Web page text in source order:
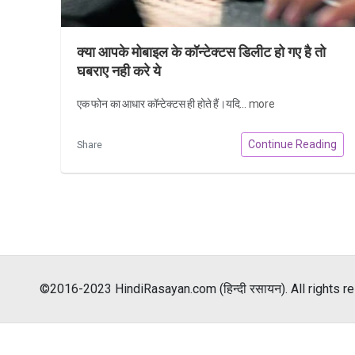
क्या आपके मोबाइल के कॉन्टेक्टस डिलीट हो गए है तो
घबराए नही करे ये
एक फोन का आधार कॉन्टेक्टस ही होते हैं।यदि... more
Share Continue Reading
©2016-2023 HindiRasayan.com (हिन्दी रसायन). All rights